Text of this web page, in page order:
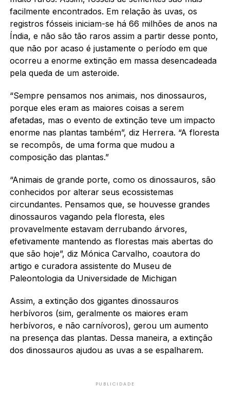
facilmente encontrados. Em relação às uvas, os
registros fósseis iniciam-se há 66 milhões de anos na
Índia, e não são tão raros assim a partir desse ponto,
que não por acaso é justamente o período em que
ocorreu a enorme extinção em massa desencadeada
pela queda de um asteroide.
“Sempre pensamos nos animais, nos dinossauros,
porque eles eram as maiores coisas a serem
afetadas, mas o evento de extinção teve um impacto
enorme nas plantas também”, diz Herrera. “A floresta
se recompôs, de uma forma que mudou a
composição das plantas.”
“Animais de grande porte, como os dinossauros, são
conhecidos por alterar seus ecossistemas
circundantes. Pensamos que, se houvesse grandes
dinossauros vagando pela floresta, eles
provavelmente estavam derrubando árvores,
efetivamente mantendo as florestas mais abertas do
que são hoje”, diz Mónica Carvalho, coautora do
artigo e curadora assistente do Museu de
Paleontologia da Universidade de Michigan
Assim, a extinção dos gigantes dinossauros
herbívoros (sim, geralmente os maiores eram
herbívoros, e não carnívoros), gerou um aumento
na presença das plantas. Dessa maneira, a extinção
dos dinossauros ajudou as uvas a se espalharem.
PUBLICIDADE